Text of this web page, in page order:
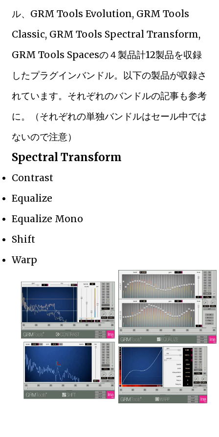
ル、GRM Tools Evolution, GRM Tools
Classic, GRM Tools Spectral Transform,
GRM Tools Spacesの４製品計12製品を収録
したプラグインバンドル。以下の製品が収録さ
れています。それぞれのバンドルの記事も参考
に。（それぞれの単独バンドルはセール中では
ないので注意）
Spectral Transform
Contrast
Equalize
Equalize Mono
Shift
Warp